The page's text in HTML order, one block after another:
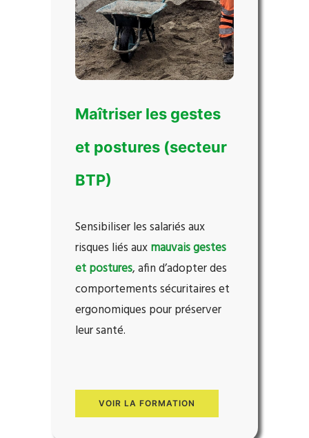
Maîtriser les gestes
et postures (secteur
BTP)
Sensibiliser les salariés aux
risques liés auxmauvais gestes
et postures, afin d’adopter des
comportements sécuritaires et
ergonomiques pour préserver
leur santé.
VOIR LA FORMATION